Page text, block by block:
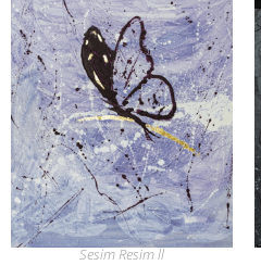
Sesim Resim ll